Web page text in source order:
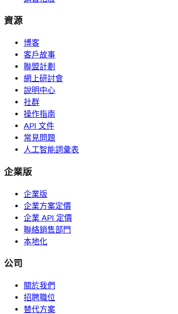
資源
博客
客戶故事
聯盟計劃
網上研討會
說明中心
社群
操作指南
API 文件
常見問題
人工智能詞彙表
企業版
企業版
企業方案定價
企業 API 定價
聯絡銷售部門
本地化
公司
關於我們
招聘職位
替代方案